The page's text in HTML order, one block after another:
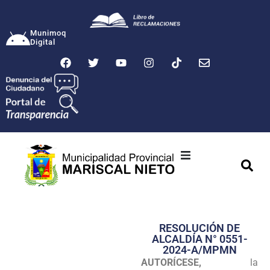
Munimoq
Digital
Transparencia
Seguridad
RESOLUCIÓN DE
ALCALDÍA N° 0551-
2024-A/MPMN
AUTORÍCESE, la